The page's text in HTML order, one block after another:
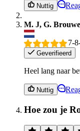
Nuttig
M. J, G.
7-
Geverifieerd
Heel lang naar
Nuttig
Hoe zou je